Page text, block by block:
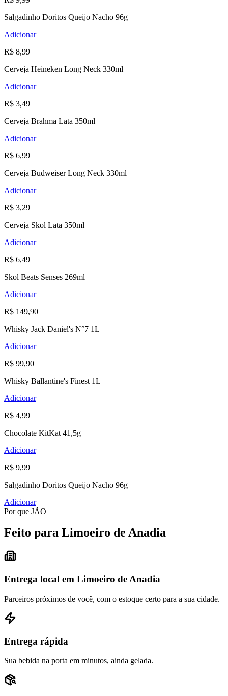
Salgadinho Doritos Queijo Nacho 96g
Adicionar
R$ 8,99
Cerveja Heineken Long Neck 330ml
Adicionar
R$ 3,49
Cerveja Brahma Lata 350ml
Adicionar
R$ 6,99
Cerveja Budweiser Long Neck 330ml
Adicionar
R$ 3,29
Cerveja Skol Lata 350ml
Adicionar
R$ 6,49
Skol Beats Senses 269ml
Adicionar
R$ 149,90
Whisky Jack Daniel's N°7 1L
Adicionar
R$ 99,90
Whisky Ballantine's Finest 1L
Adicionar
R$ 4,99
Chocolate KitKat 41,5g
Adicionar
R$ 9,99
Salgadinho Doritos Queijo Nacho 96g
Adicionar
Por que JÃO
Feito para Limoeiro de Anadia
Entrega local em Limoeiro de Anadia
Parceiros próximos de você, com o estoque certo para a sua cidade.
Entrega rápida
Sua bebida na porta em minutos, ainda gelada.